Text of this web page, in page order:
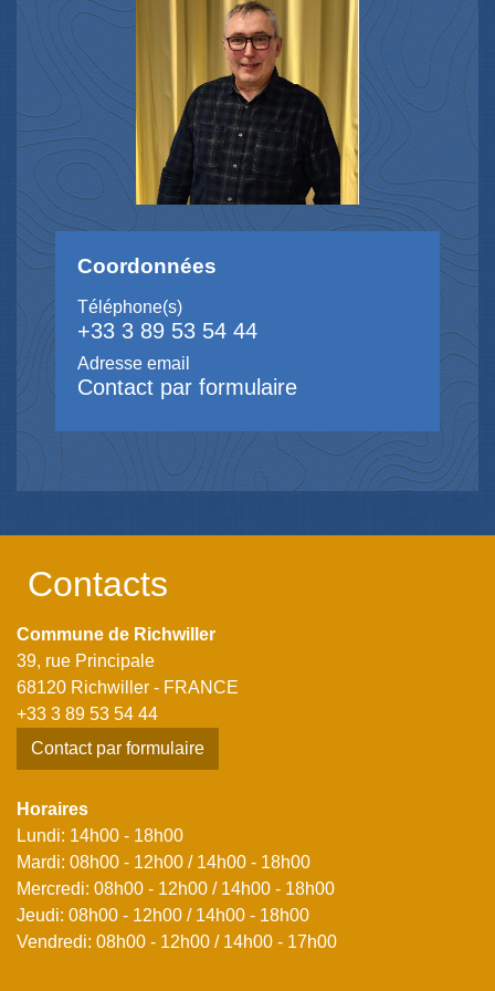
Coordonnées
Téléphone(s)
+33 3 89 53 54 44
Adresse email
Contact par formulaire
Contacts
Commune de Richwiller
39, rue Principale
68120 Richwiller - FRANCE
+33 3 89 53 54 44
Contact par formulaire
Horaires
Lundi: 14h00 - 18h00
Mardi: 08h00 - 12h00 / 14h00 - 18h00
Mercredi: 08h00 - 12h00 / 14h00 - 18h00
Jeudi: 08h00 - 12h00 / 14h00 - 18h00
Vendredi: 08h00 - 12h00 / 14h00 - 17h00